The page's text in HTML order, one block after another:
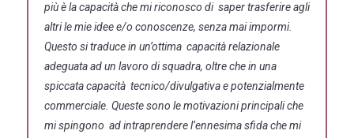
più è la capacità che mi riconosco di saper trasferire agli
altri le mie idee e/o conoscenze, senza mai impormi.
Questo si traduce in un’ottima capacità relazionale
adeguata ad un lavoro di squadra, oltre che in una
spiccata capacità tecnico/divulgativa e potenzialmente
commerciale. Queste sono le motivazioni principali che
mi spingono ad intraprendere l’ennesima sfida che mi